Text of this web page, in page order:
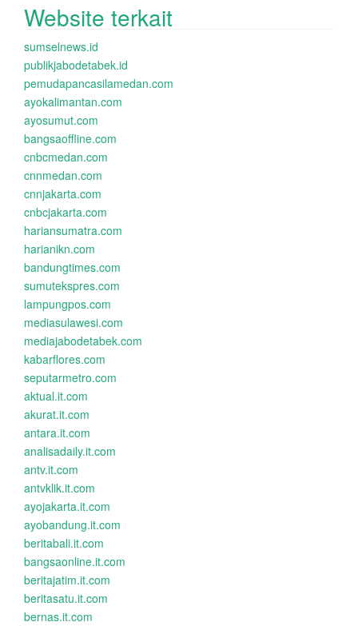
Website terkait
sumselnews.id
publikjabodetabek.id
pemudapancasilamedan.com
ayokalimantan.com
ayosumut.com
bangsaoffline.com
cnbcmedan.com
cnnmedan.com
cnnjakarta.com
cnbcjakarta.com
hariansumatra.com
harianikn.com
bandungtimes.com
sumutekspres.com
lampungpos.com
mediasulawesi.com
mediajabodetabek.com
kabarflores.com
seputarmetro.com
aktual.it.com
akurat.it.com
antara.it.com
analisadaily.it.com
antv.it.com
antvklik.it.com
ayojakarta.it.com
ayobandung.it.com
beritabali.it.com
bangsaonline.it.com
beritajatim.it.com
beritasatu.it.com
bernas.it.com